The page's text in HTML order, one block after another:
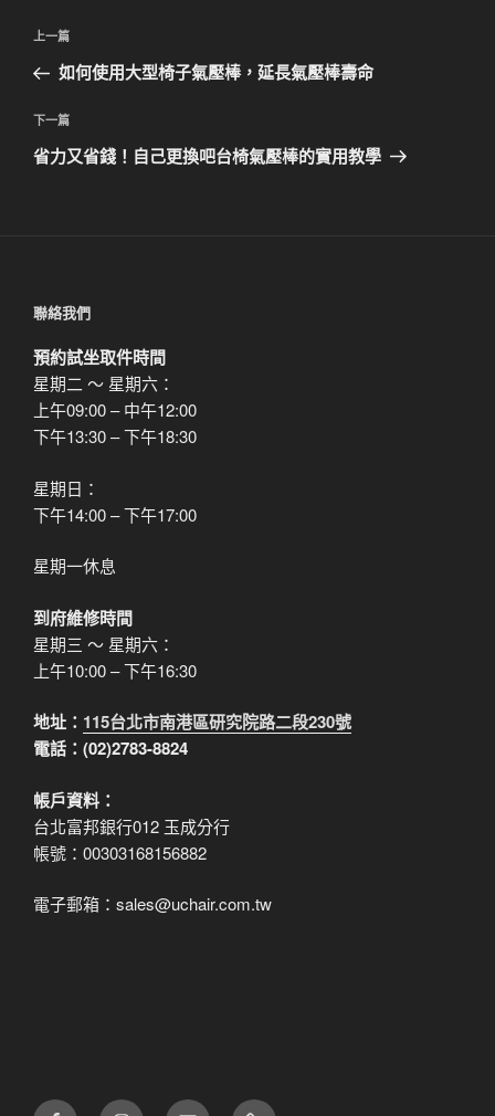
文
導
覽
上
一
文
章
上一篇
如何使用大型椅子氣壓棒，延長氣壓棒壽命
下
一
下一篇
省力又省錢！自己更換吧台椅氣壓棒的實用教學
聯絡我們
預約試坐取件時間
星期二 ～ 星期六：
上午09:00 – 中午12:00
下午13:30 – 下午18:30
星期日：
下午14:00 – 下午17:00
星期一休息
到府維修時間
星期三 ～ 星期六：
上午10:00 – 下午16:30
地址： 115台北市南港區研究院路二段230號
電話：(02)2783-8824
帳戶資料：
台北富邦銀行012 玉成分行
帳號：00303168156882
電子郵箱：sales@uchair.com.tw